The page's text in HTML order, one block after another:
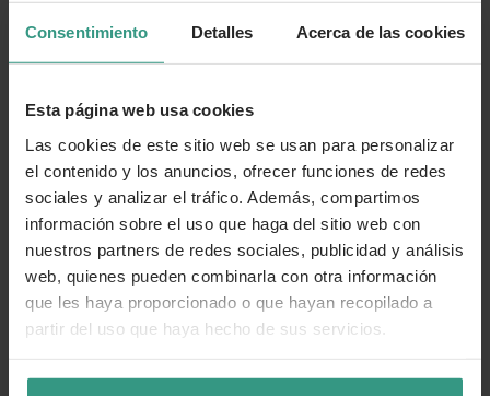
Consentimiento Detalles Acerca de las cookies
Esta página web usa cookies
Las cookies de este sitio web se usan para personalizar
el contenido y los anuncios, ofrecer funciones de redes
sociales y analizar el tráfico. Además, compartimos
información sobre el uso que haga del sitio web con
nuestros partners de redes sociales, publicidad y análisis
web, quienes pueden combinarla con otra información
que les haya proporcionado o que hayan recopilado a
partir del uso que haya hecho de sus servicios.